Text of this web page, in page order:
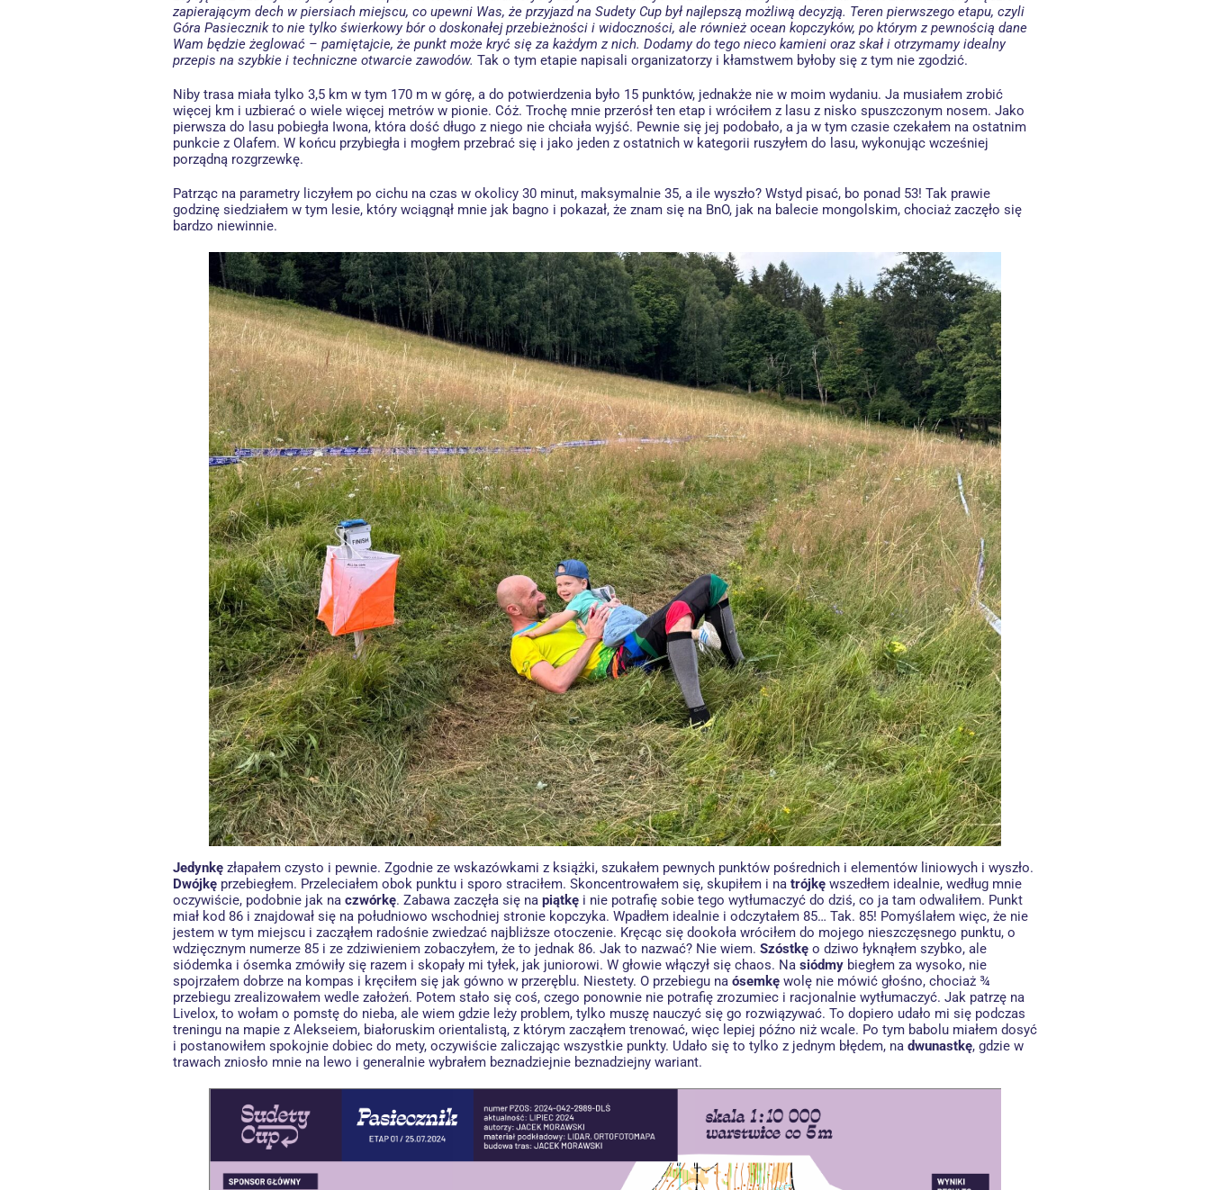
zapierającym dech w piersiach miejscu, co upewni Was, że przyjazd na Sudety Cup był najlepszą możliwą decyzją. Teren pierwszego etapu, czyli
Góra Pasiecznik to nie tylko świerkowy bór o doskonałej przebieżności i widoczności, ale również ocean kopczyków, po którym z pewnością dane
Wam będzie żeglować – pamiętajcie, że punkt może kryć się za każdym z nich. Dodamy do tego nieco kamieni oraz skał i otrzymamy idealny
przepis na szybkie i techniczne otwarcie zawodów. Tak o tym etapie napisali organizatorzy i kłamstwem byłoby się z tym nie zgodzić.
Niby trasa miała tylko 3,5 km w tym 170 m w górę, a do potwierdzenia było 15 punktów, jednakże nie w moim wydaniu. Ja musiałem zrobić
więcej km i uzbierać o wiele więcej metrów w pionie. Cóż. Trochę mnie przerósł ten etap i wróciłem z lasu z nisko spuszczonym nosem. Jako
pierwsza do lasu pobiegła Iwona, która dość długo z niego nie chciała wyjść. Pewnie się jej podobało, a ja w tym czasie czekałem na ostatnim
punkcie z Olafem. W końcu przybiegła i mogłem przebrać się i jako jeden z ostatnich w kategorii ruszyłem do lasu, wykonując wcześniej
porządną rozgrzewkę.
Patrząc na parametry liczyłem po cichu na czas w okolicy 30 minut, maksymalnie 35, a ile wyszło? Wstyd pisać, bo ponad 53! Tak prawie
godzinę siedziałem w tym lesie, który wciągnął mnie jak bagno i pokazał, że znam się na BnO, jak na balecie mongolskim, chociaż zaczęło się
bardzo niewinnie.
Jedynkę złapałem czysto i pewnie. Zgodnie ze wskazówkami z książki, szukałem pewnych punktów pośrednich i elementów liniowych i wyszło.
Dwójkę przebiegłem. Przeleciałem obok punktu i sporo straciłem. Skoncentrowałem się, skupiłem i na trójkę wszedłem idealnie, według mnie
oczywiście, podobnie jak na czwórkę. Zabawa zaczęła się na piątkę i nie potrafię sobie tego wytłumaczyć do dziś, co ja tam odwaliłem. Punkt
miał kod 86 i znajdował się na południowo wschodniej stronie kopczyka. Wpadłem idealnie i odczytałem 85… Tak. 85! Pomyślałem więc, że nie
jestem w tym miejscu i zacząłem radośnie zwiedzać najbliższe otoczenie. Kręcąc się dookoła wróciłem do mojego nieszczęsnego punktu, o
wdzięcznym numerze 85 i ze zdziwieniem zobaczyłem, że to jednak 86. Jak to nazwać? Nie wiem. Szóstkę o dziwo łyknąłem szybko, ale
siódemka i ósemka zmówiły się razem i skopały mi tyłek, jak juniorowi. W głowie włączył się chaos. Na siódmy biegłem za wysoko, nie
spojrzałem dobrze na kompas i kręciłem się jak gówno w przeręblu. Niestety. O przebiegu na ósemkę wolę nie mówić głośno, chociaż ¾
przebiegu zrealizowałem wedle założeń. Potem stało się coś, czego ponownie nie potrafię zrozumiec i racjonalnie wytłumaczyć. Jak patrzę na
Livelox, to wołam o pomstę do nieba, ale wiem gdzie leży problem, tylko muszę nauczyć się go rozwiązywać. To dopiero udało mi się podczas
treningu na mapie z Alekseiem, białoruskim orientalistą, z którym zacząłem trenować, więc lepiej późno niż wcale. Po tym babolu miałem dosyć
i postanowiłem spokojnie dobiec do mety, oczywiście zaliczając wszystkie punkty. Udało się to tylko z jednym błędem, na dwunastkę, gdzie w
trawach zniosło mnie na lewo i generalnie wybrałem beznadziejnie beznadziejny wariant.